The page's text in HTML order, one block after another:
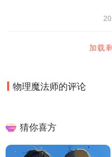
加载
物理魔法师的评论
猜你喜方